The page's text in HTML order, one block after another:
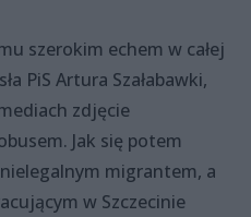
szerokim echem w całej
PiS Artura Szałabawki,
zdjęcie
Jak się potem
nielegalnym migrantem, a
w Szczecinie